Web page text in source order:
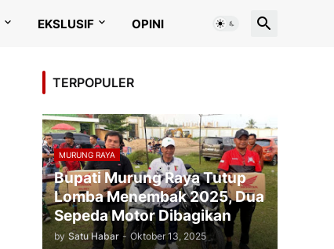
EKSLUSIF OPINI
TERPOPULER
MURUNG RAYA
Bupati Murung Raya Tutup
Lomba Menembak 2025, Dua
Sepeda Motor Dibagikan
by Satu Habar - Oktober 13, 2025